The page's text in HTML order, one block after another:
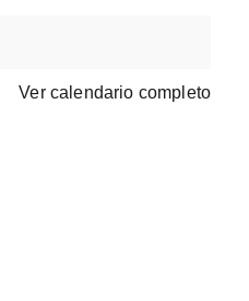
Ver calendario completo